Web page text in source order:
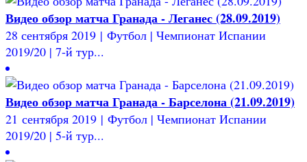
Видео обзор матча Гранада - Леганес (28.09.2019)
28 сентября 2019 | Футбол | Чемпионат Испании
2019/20 | 7-й тур...
Видео обзор матча Гранада - Барселона (21.09.2019)
21 сентября 2019 | Футбол | Чемпионат Испании
2019/20 | 5-й тур...